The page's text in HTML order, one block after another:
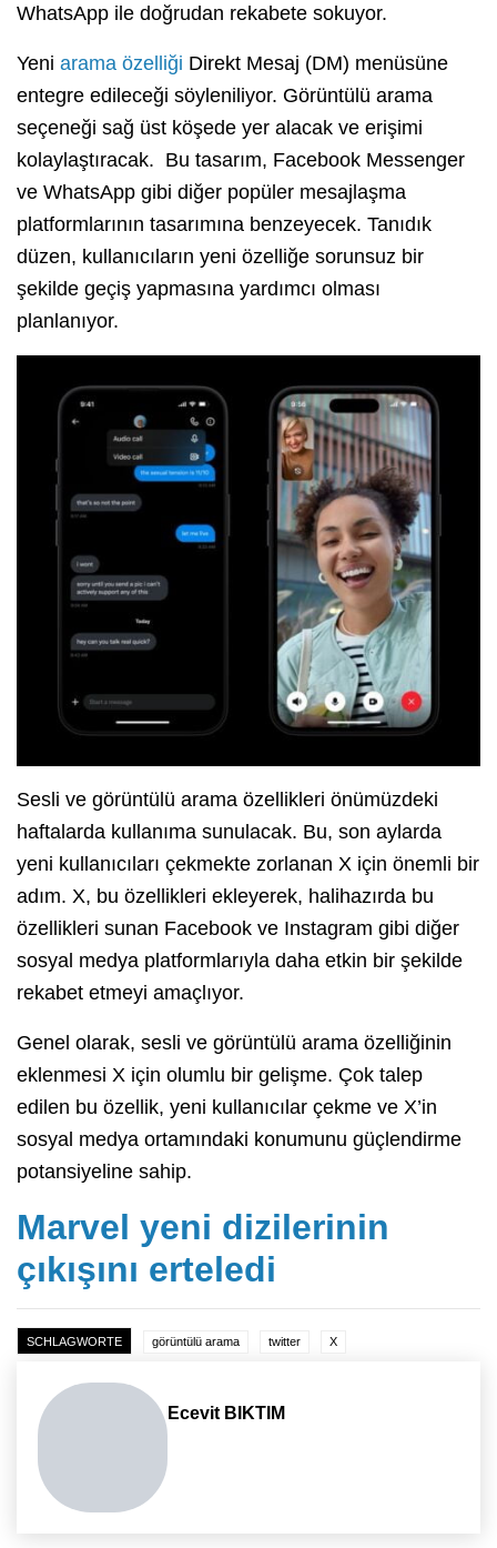
WhatsApp ile doğrudan rekabete sokuyor.
Yeni arama özelliği Direkt Mesaj (DM) menüsüne
entegre edileceği söyleniliyor. Görüntülü arama
seçeneği sağ üst köşede yer alacak ve erişimi
kolaylaştıracak. Bu tasarım, Facebook Messenger
ve WhatsApp gibi diğer popüler mesajlaşma
platformlarının tasarımına benzeyecek. Tanıdık
düzen, kullanıcıların yeni özelliğe sorunsuz bir
şekilde geçiş yapmasına yardımcı olması
planlanıyor.
Sesli ve görüntülü arama özellikleri önümüzdeki
haftalarda kullanıma sunulacak. Bu, son aylarda
yeni kullanıcıları çekmekte zorlanan X için önemli bir
adım. X, bu özellikleri ekleyerek, halihazırda bu
özellikleri sunan Facebook ve Instagram gibi diğer
sosyal medya platformlarıyla daha etkin bir şekilde
rekabet etmeyi amaçlıyor.
Genel olarak, sesli ve görüntülü arama özelliğinin
eklenmesi X için olumlu bir gelişme. Çok talep
edilen bu özellik, yeni kullanıcılar çekme ve X’in
sosyal medya ortamındaki konumunu güçlendirme
potansiyeline sahip.
Marvel yeni dizilerinin
çıkışını erteledi
SCHLAGWORTE görüntülü arama twitter X
Ecevit BIKTIM